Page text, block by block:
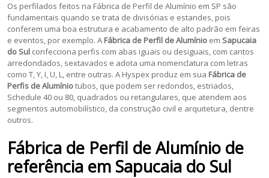
Os perfilados feitos na Fábrica de Perfil de Alumínio em SP são
fundamentais quando se trata de divisórias e estandes, pois
conferem uma boa estrutura e acabamento de alto padrão em feiras
e eventos, por exemplo. A Fábrica de Perfil de Alumínio em Sapucaia
do Sul confecciona perfis com abas iguais ou desiguais, com cantos
arredondados, sextavados e adota uma nomenclatura com letras
como T, Y, I, U, L, entre outras. A Hyspex produz em sua Fábrica de
Perfis de Alumíniotubos, que podem ser redondos, estriados,
Schedule 40 ou 80, quadrados ou retangulares, que atendem aos
segmentos automobilístico, da construção civil e arquitetura, dentre
outros.
Fábrica de Perfil de Alumínio de
referência em Sapucaia do Sul